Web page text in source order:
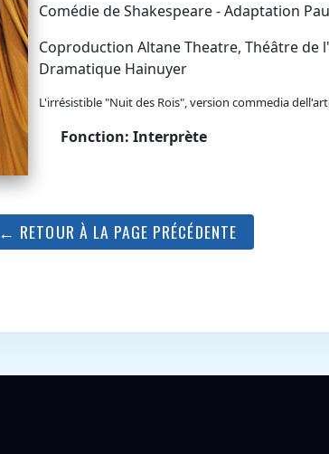
Comédie de Shakespeare - Adaptation
Coproduction Altane Theatre, Théâtre de
Dramatique Hainuyer
L'irrésistible "Nuit des Rois", version commedia
Fonction: Interprète
← RETOUR À LA PAGE PRÉCÉDENTE